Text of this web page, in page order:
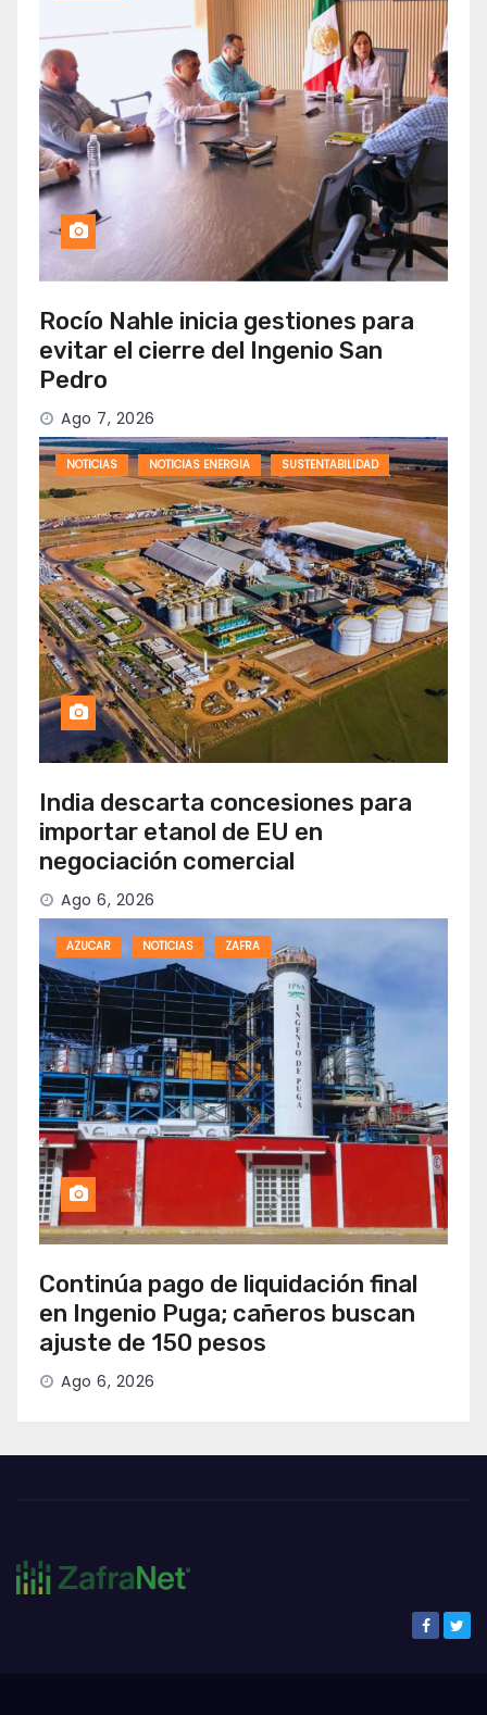
Rocío Nahle inicia gestiones para
evitar el cierre del Ingenio San
Pedro
Ago 7, 2026
NOTICIAS NOTICIAS ENERGIA SUSTENTABILIDAD
India descarta concesiones para
importar etanol de EU en
negociación comercial
Ago 6, 2026
AZUCAR NOTICIAS ZAFRA
Continúa pago de liquidación final
en Ingenio Puga; cañeros buscan
ajuste de 150 pesos
Ago 6, 2026